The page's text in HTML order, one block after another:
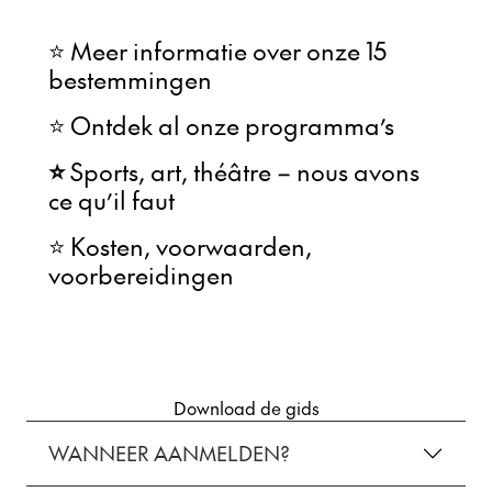
⭐ Meer informatie over onze 15
bestemmingen
⭐ Ontdek al onze programma’s
⭐Sports, art, théâtre – nous avons
ce qu’il faut
⭐ Kosten, voorwaarden,
voorbereidingen
Download de gids
WANNEER AANMELDEN?